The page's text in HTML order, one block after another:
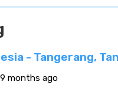
- Tangerang,
9 months ago